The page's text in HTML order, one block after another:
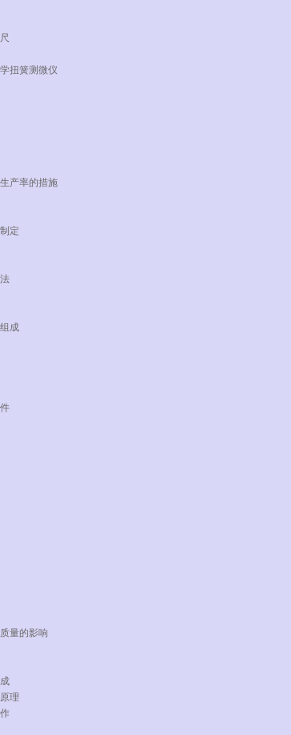
扭簧测微仪
产率的措施
定
成
量的影响
理